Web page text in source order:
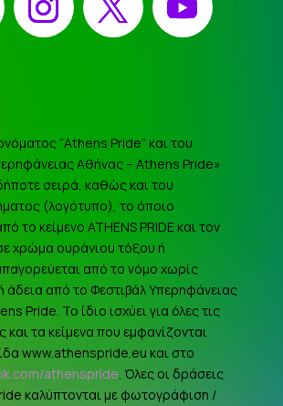
“Athens Pride” και του
Αθήνας – Athens Pride»
σειρά, καθώς και του
(λογότυπο), το όποιο
το κείμενο ATHENS PRIDE και τον
χρώμα ουράνιου τόξου ή
από το νόμο χωρίς
άδεια από το Φεστιβάλ Υπερηφάνειας
Pride. Το ίδιο ισχύει για όλες τις
τα κείμενα που εμφανίζονται
www.athenspride.eu και στο
athenspride. Όλες οι δράσεις
καλύπτονται με φωτογράφιση /